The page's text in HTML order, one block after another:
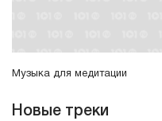
Музыка для медитации
Новые треки